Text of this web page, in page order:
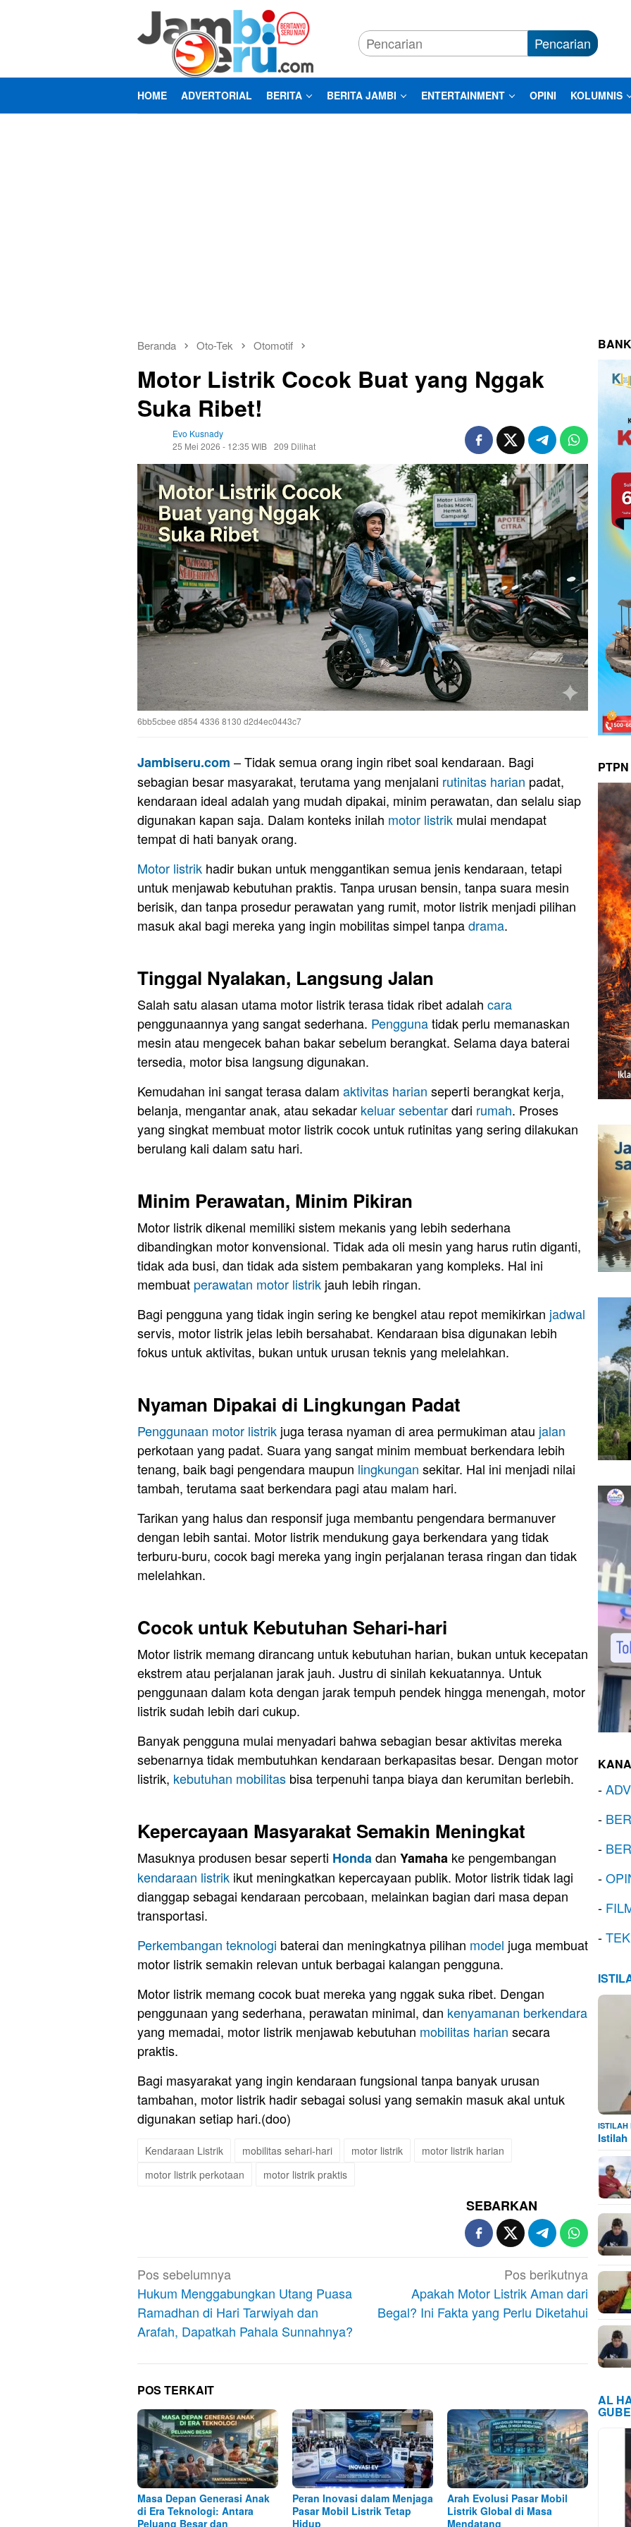
Pencarian
HOME ADVERTORIAL BERITA BERITA JAMBI ENTERTAINMENT OPINI KOLUMNIS
Beranda Oto-Tek Otomotif
Motor Listrik Cocok Buat yang Nggak
Suka Ribet!
Evo Kusnady
25 Mei 2026 - 12:35 WIB 209 Dilihat
6bb5cbee d854 4336 8130 d2d4ec0443c7
Jambiseru.com – Tidak semua orang ingin ribet soal kendaraan. Bagi
sebagian besar masyarakat, terutama yang menjalani rutinitas harian padat,
kendaraan ideal adalah yang mudah dipakai, minim perawatan, dan selalu siap
digunakan kapan saja. Dalam konteks inilah motor listrik mulai mendapat
tempat di hati banyak orang.
Motor listrik hadir bukan untuk menggantikan semua jenis kendaraan, tetapi
untuk menjawab kebutuhan praktis. Tanpa urusan bensin, tanpa suara mesin
berisik, dan tanpa prosedur perawatan yang rumit, motor listrik menjadi pilihan
masuk akal bagi mereka yang ingin mobilitas simpel tanpadrama.
Tinggal Nyalakan, Langsung Jalan
Salah satu alasan utama motor listrik terasa tidak ribet adalah cara
penggunaannya yang sangat sederhana. Penggunatidak perlu memanaskan
mesin atau mengecek bahan bakar sebelum berangkat. Selama daya baterai
tersedia, motor bisa langsung digunakan.
Kemudahan ini sangat terasa dalam aktivitas harian seperti berangkat kerja,
belanja, mengantar anak, atau sekadar keluar sebentardari rumah. Proses
yang singkat membuat motor listrik cocok untuk rutinitas yang sering dilakukan
berulang kali dalam satu hari.
Minim Perawatan, Minim Pikiran
Motor listrik dikenal memiliki sistem mekanis yang lebih sederhana
dibandingkan motor konvensional. Tidak ada oli mesin yang harus rutin diganti,
tidak ada busi, dan tidak ada sistem pembakaran yang kompleks. Hal ini
membuat perawatan motor listrik jauh lebih ringan.
Bagi pengguna yang tidak ingin sering ke bengkel atau repot memikirkan jadwal
servis, motor listrik jelas lebih bersahabat. Kendaraan bisa digunakan lebih
fokus untuk aktivitas, bukan untuk urusan teknis yang melelahkan.
Nyaman Dipakai di Lingkungan Padat
Penggunaan motor listrik juga terasa nyaman di area permukiman atau jalan
perkotaan yang padat. Suara yang sangat minim membuat berkendara lebih
tenang, baik bagi pengendara maupun lingkungan sekitar. Hal ini menjadi nilai
tambah, terutama saat berkendara pagi atau malam hari.
Tarikan yang halus dan responsif juga membantu pengendara bermanuver
dengan lebih santai. Motor listrik mendukung gaya berkendara yang tidak
terburu-buru, cocok bagi mereka yang ingin perjalanan terasa ringan dan tidak
melelahkan.
Cocok untuk Kebutuhan Sehari-hari
Motor listrik memang dirancang untuk kebutuhan harian, bukan untuk kecepatan
ekstrem atau perjalanan jarak jauh. Justru di sinilah kekuatannya. Untuk
penggunaan dalam kota dengan jarak tempuh pendek hingga menengah, motor
listrik sudah lebih dari cukup.
Banyak pengguna mulai menyadari bahwa sebagian besar aktivitas mereka
sebenarnya tidak membutuhkan kendaraan berkapasitas besar. Dengan motor
listrik, kebutuhan mobilitas bisa terpenuhi tanpa biaya dan kerumitan berlebih.
Kepercayaan Masyarakat Semakin Meningkat
Masuknya produsen besar seperti Hondadan Yamaha ke pengembangan
kendaraan listrik ikut meningkatkan kepercayaan publik. Motor listrik tidak lagi
dianggap sebagai kendaraan percobaan, melainkan bagian dari masa depan
transportasi.
Perkembangan teknologi baterai dan meningkatnya pilihan model juga membuat
motor listrik semakin relevan untuk berbagai kalangan pengguna.
Motor listrik memang cocok buat mereka yang nggak suka ribet. Dengan
penggunaan yang sederhana, perawatan minimal, dan kenyamanan berkendara
yang memadai, motor listrik menjawab kebutuhan mobilitas harian secara
praktis.
Bagi masyarakat yang ingin kendaraan fungsional tanpa banyak urusan
tambahan, motor listrik hadir sebagai solusi yang semakin masuk akal untuk
digunakan setiap hari.(doo)
Kendaraan Listrik mobilitas sehari-hari motor listrik
motor listrik harian
motor listrik perkotaan
motor listrik praktis
SEBARKAN
Navigasi
pos
Pos sebelumnya
Hukum Menggabungkan Utang Puasa
Ramadhan di Hari Tarwiyah dan
Arafah, Dapatkah Pahala Sunnahnya?
Pos berikutnya
Apakah Motor Listrik Aman dari
Begal? Ini Fakta yang Perlu Diketahui
POS TERKAIT
Masa Depan Generasi Anak
di Era Teknologi: Antara
Peluang Besar dan
Peran Inovasi dalam Menjaga
Pasar Mobil Listrik Tetap
Hidup
Arah Evolusi Pasar Mobil
Listrik Global di Masa
Mendatang
-
-
-
-
-
-
ISTILAH
Istilah
AL